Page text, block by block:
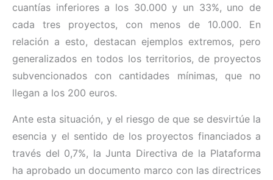
cuantías inferiores a los 30.000 y un 33%, uno de
cada tres proyectos, con menos de 10.000. En
relación a esto, destacan ejemplos extremos, pero
generalizados en todos los territorios, de proyectos
subvencionados con cantidades mínimas, que no
llegan a los 200 euros.
Ante esta situación, y el riesgo de que se desvirtúe la
esencia y el sentido de los proyectos financiados a
través del 0,7%, la Junta Directiva de la Plataforma
ha aprobado un documento marco con las directrices